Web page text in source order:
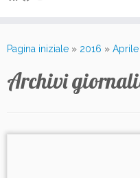
Pagina iniziale » 2016 » Aprile
Archivi